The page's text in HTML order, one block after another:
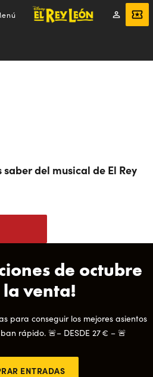
Mi
cuenta
ENTRADAS
saber del musical de El Rey
de octubre
venta!
para conseguir los mejores asientos
rápido. 🚨– DESDE 27 € – 🚨
ENTRADAS